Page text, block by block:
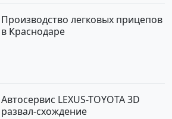
Производство легковых прицепов
в Краснодаре
Автосервис LEXUS-TOYOTA 3D
развал-схождение